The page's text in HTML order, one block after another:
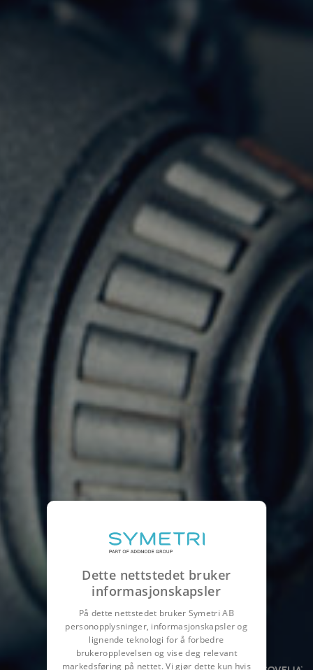
Dette nettstedet bruker
informasjonskapsler
På dette nettstedet bruker Symetri AB
personopplysninger, informasjonskapsler og
lignende teknologi for å forbedre
brukeropplevelsen og vise deg relevant
markedsføring på nettet. Vi gjør dette kun hvis